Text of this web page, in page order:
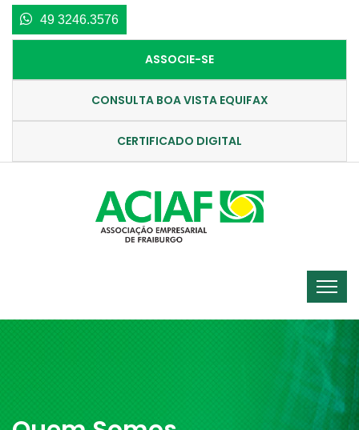
49 3246.3576
ASSOCIE-SE
CONSULTA BOA VISTA EQUIFAX
CERTIFICADO DIGITAL